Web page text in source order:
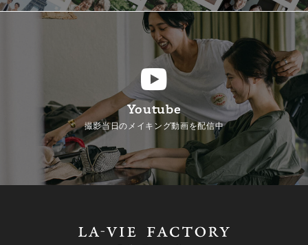
Youtube
撮影当日のメイキング動画を配信中